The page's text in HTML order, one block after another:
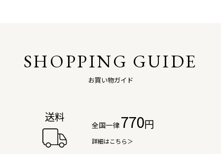
SHOPPING GUIDE
お買い物ガイド
送料
全国一律 770円
詳細はこちら＞